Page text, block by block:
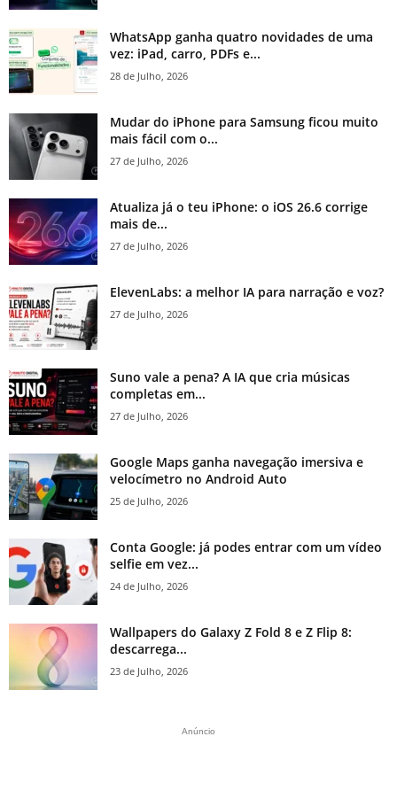
WhatsApp ganha quatro novidades de uma
vez: iPad, carro, PDFs e...
28 de Julho, 2026
Mudar do iPhone para Samsung ficou muito
mais fácil com o...
27 de Julho, 2026
Atualiza já o teu iPhone: o iOS 26.6 corrige
mais de...
27 de Julho, 2026
ElevenLabs: a melhor IA para narração e voz?
27 de Julho, 2026
Suno vale a pena? A IA que cria músicas
completas em...
27 de Julho, 2026
Google Maps ganha navegação imersiva e
velocímetro no Android Auto
25 de Julho, 2026
Conta Google: já podes entrar com um vídeo
selfie em vez...
24 de Julho, 2026
Wallpapers do Galaxy Z Fold 8 e Z Flip 8:
descarrega...
23 de Julho, 2026
Anúncio